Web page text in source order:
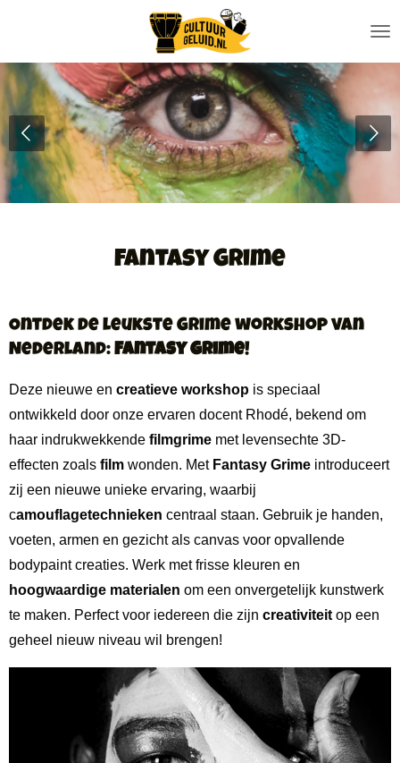
naar
de
hoofdinhoud
Fantasy Grime
Ontdek de leukste Grime workshop van
Nederland: Fantasy Grime!
Deze nieuwe en creatieve workshop is speciaal
ontwikkeld door onze ervaren docent Rhodé, bekend om
haar indrukwekkende filmgrime met levensechte 3D-
effecten zoals film wonden. Met Fantasy Grime introduceert
zij een nieuwe unieke ervaring, waarbij
camouflagetechnieken centraal staan. Gebruik je handen,
voeten, armen en gezicht als canvas voor opvallende
bodypaint creaties. Werk met frisse kleuren en
hoogwaardige materialen om een onvergetelijk kunstwerk
te maken. Perfect voor iedereen die zijn creativiteit op een
geheel nieuw niveau wil brengen!